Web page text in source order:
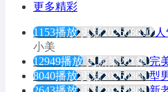
更多精彩
1153播放 更新202606010
小美
12949播放 更新第281集 完
8040播放 更新20260806 型